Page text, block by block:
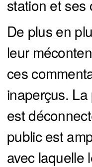
station et ses
De plus en
leur
ces
inaperçus.
est
public est
avec laquelle